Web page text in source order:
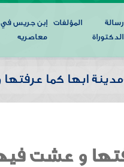
رسالة
الدكتوراة
المؤلفات
إبن جريس في
معاصريه